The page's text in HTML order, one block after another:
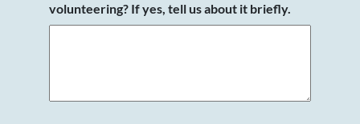
volunteering? If yes, tell us about it briefly.